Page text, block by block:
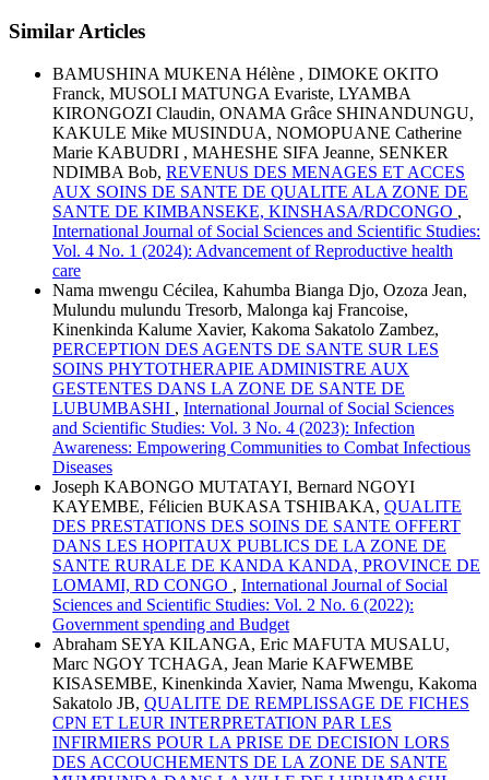
Similar Articles
BAMUSHINA MUKENA Hélène , DIMOKE OKITO
Franck, MUSOLI MATUNGA Evariste, LYAMBA
KIRONGOZI Claudin, ONAMA Grâce SHINANDUNGU,
KAKULE Mike MUSINDUA, NOMOPUANE Catherine
Marie KABUDRI , MAHESHE SIFA Jeanne, SENKER
NDIMBA Bob, REVENUS DES MENAGES ET ACCES
AUX SOINS DE SANTE DE QUALITE ALA ZONE DE
SANTE DE KIMBANSEKE, KINSHASA/RDCONGO ,
International Journal of Social Sciences and Scientific Studies:
Vol. 4 No. 1 (2024): Advancement of Reproductive health
care
Nama mwengu Cécilea, Kahumba Bianga Djo, Ozoza Jean,
Mulundu mulundu Tresorb, Malonga kaj Francoise,
Kinenkinda Kalume Xavier, Kakoma Sakatolo Zambez,
PERCEPTION DES AGENTS DE SANTE SUR LES
SOINS PHYTOTHERAPIE ADMINISTRE AUX
GESTENTES DANS LA ZONE DE SANTE DE
LUBUMBASHI , International Journal of Social Sciences
and Scientific Studies: Vol. 3 No. 4 (2023): Infection
Awareness: Empowering Communities to Combat Infectious
Diseases
Joseph KABONGO MUTATAYI, Bernard NGOYI
KAYEMBE, Félicien BUKASA TSHIBAKA, QUALITE
DES PRESTATIONS DES SOINS DE SANTE OFFERT
DANS LES HOPITAUX PUBLICS DE LA ZONE DE
SANTE RURALE DE KANDA KANDA, PROVINCE DE
LOMAMI, RD CONGO , International Journal of Social
Sciences and Scientific Studies: Vol. 2 No. 6 (2022):
Government spending and Budget
Abraham SEYA KILANGA, Eric MAFUTA MUSALU,
Marc NGOY TCHAGA, Jean Marie KAFWEMBE
KISASEMBE, Kinenkinda Xavier, Nama Mwengu, Kakoma
Sakatolo JB, QUALITE DE REMPLISSAGE DE FICHES
CPN ET LEUR INTERPRETATION PAR LES
INFIRMIERS POUR LA PRISE DE DECISION LORS
DES ACCOUCHEMENTS DE LA ZONE DE SANTE